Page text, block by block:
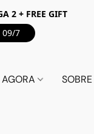
2 + FREE GIFT
7